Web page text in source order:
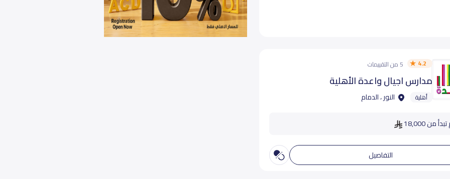
4.2 5 من التقييمات
مدارس اجيال واعدة الأهلية
أهلية النور ، الدمام
من 18,000
التفاصيل